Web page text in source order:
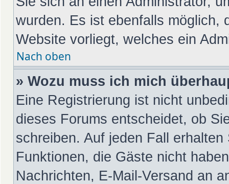
wurden. Es ist ebenfalls möglich,
Website vorliegt, welches ein
Nach oben
» Wozu muss ich mich
Eine Registrierung ist nicht
dieses Forums entscheidet, ob
schreiben. Auf jeden Fall
Funktionen, die Gäste nicht
Nachrichten, E-Mail-Versand an